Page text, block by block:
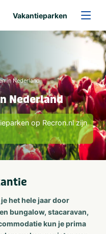
Vakantieparken
in Nederland
Nederland
op Recron.nl zijn
het hele jaar door
bungalow, stacaravan,
kun je prima